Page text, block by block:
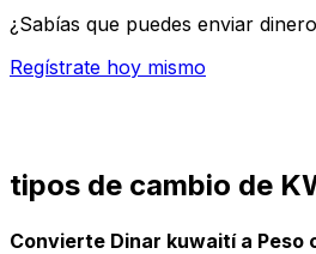
¿Sabías que puedes enviar
Regístrate hoy mismo
tipos de cambio de
Convierte Dinar kuwaití a Peso